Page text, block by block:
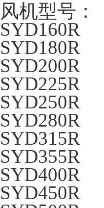
风机型号：
SYD160R
SYD180R
SYD200R
SYD225R
SYD250R
SYD280R
SYD315R
SYD355R
SYD400R
SYD450R